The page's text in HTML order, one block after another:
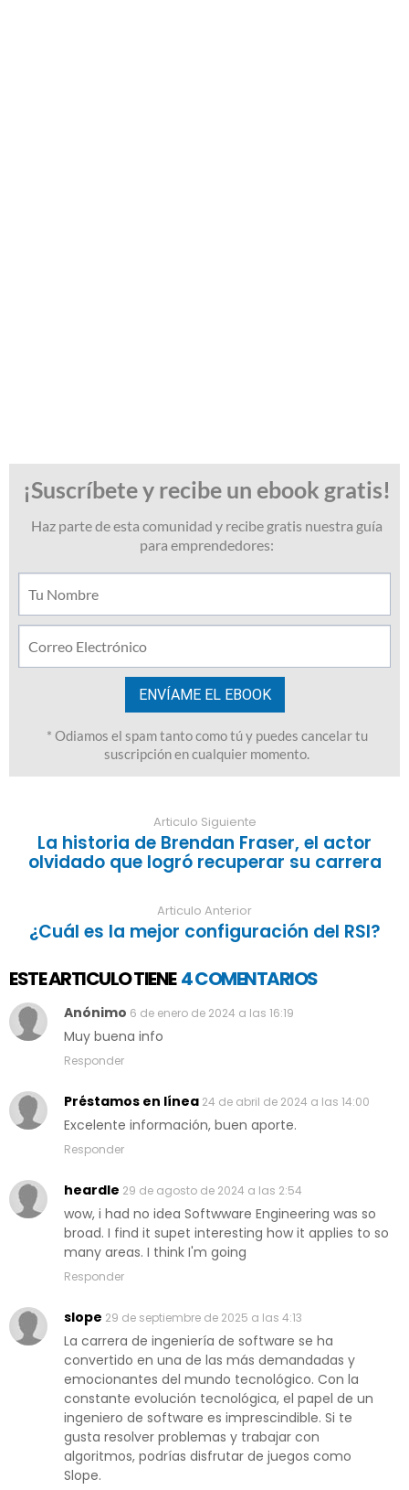
Articulo Siguiente
La historia de Brendan Fraser, el actor
olvidado que logró recuperar su carrera
Articulo Anterior
¿Cuál es la mejor configuración del RSI?
ESTE ARTICULO TIENE 4 COMENTARIOS
Anónimo 6 de enero de 2024 a las 16:19
Muy buena info
Responder
Préstamos en línea 24 de abril de 2024 a las 14:00
Excelente información, buen aporte.
Responder
heardle 29 de agosto de 2024 a las 2:54
wow, i had no idea Softwware Engineering was so
broad. I find it supet interesting how it applies to so
many areas. I think I'm going
Responder
slope 29 de septiembre de 2025 a las 4:13
La carrera de ingeniería de software se ha
convertido en una de las más demandadas y
emocionantes del mundo tecnológico. Con la
constante evolución tecnológica, el papel de un
ingeniero de software es imprescindible. Si te
gusta resolver problemas y trabajar con
algoritmos, podrías disfrutar de juegos como
Slope.